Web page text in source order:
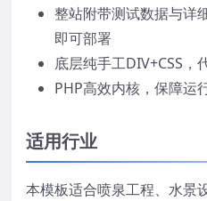
整站附带测试数据与详
即可部署
底层纯手工DIV+CSS，
PHP高效内核，保障运
适用行业
本模板适合喷泉工程、水景